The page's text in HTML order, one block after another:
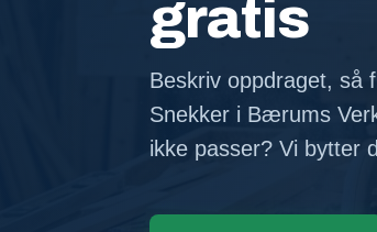
gratis
Beskriv oppdraget, så
Snekker i Bærums
ikke passer? Vi bytter